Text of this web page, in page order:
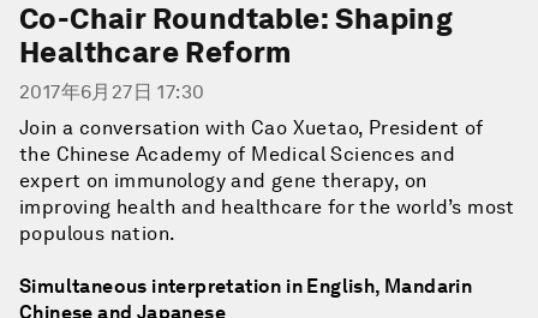
Co-Chair Roundtable: Shaping
Healthcare Reform
2017年6月27日 17:30
Join a conversation with Cao Xuetao, President of
the Chinese Academy of Medical Sciences and
expert on immunology and gene therapy, on
improving health and healthcare for the world’s most
populous nation.
Simultaneous interpretation in English, Mandarin
Chinese and Japanese